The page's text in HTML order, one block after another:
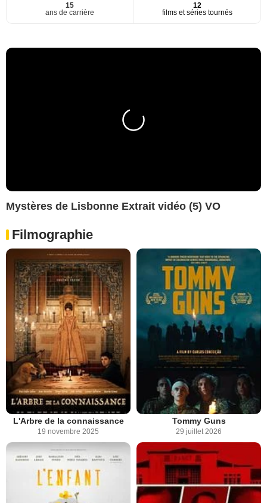
15
ans de carrière
12
films et séries tournés
Mystères de Lisbonne Extrait vidéo (5) VO
Filmographie
L'Arbre de la connaissance
19 novembre 2025
Tommy Guns
29 juillet 2026